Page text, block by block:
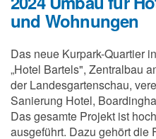
und Wohnungen
Das neue Kurpark-Quartier
„Hotel Bartels", Zentralbau
der Landesgartenschau,
Sanierung Hotel,
Das gesamte Projekt ist
ausgeführt. Dazu gehört die